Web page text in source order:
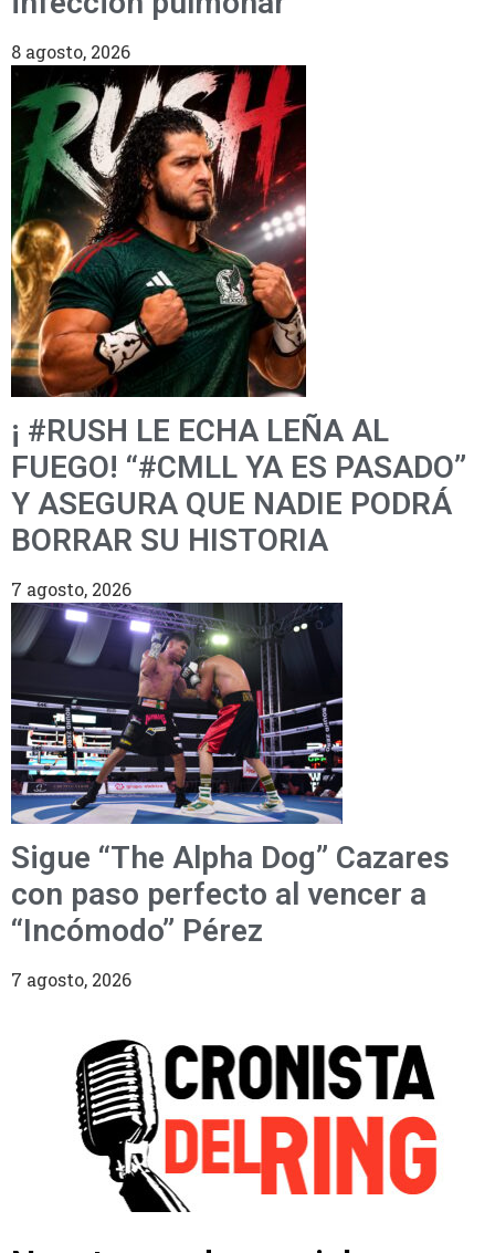
8 agosto, 2026
¡ #RUSH LE ECHA LEÑA AL
FUEGO! “#CMLL YA ES PASADO”
Y ASEGURA QUE NADIE PODRÁ
BORRAR SU HISTORIA
7 agosto, 2026
Sigue “The Alpha Dog” Cazares
con paso perfecto al vencer a
“Incómodo” Pérez
7 agosto, 2026